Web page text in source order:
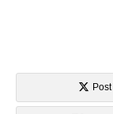
Post